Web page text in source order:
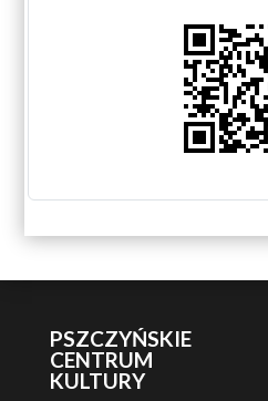
PSZCZYŃSKIE
CENTRUM
KULTURY